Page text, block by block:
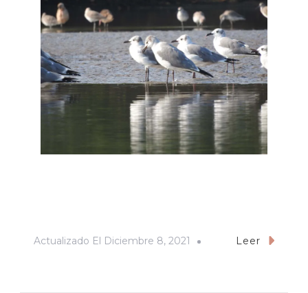
Actualizado El Diciembre 8, 2021 Leer